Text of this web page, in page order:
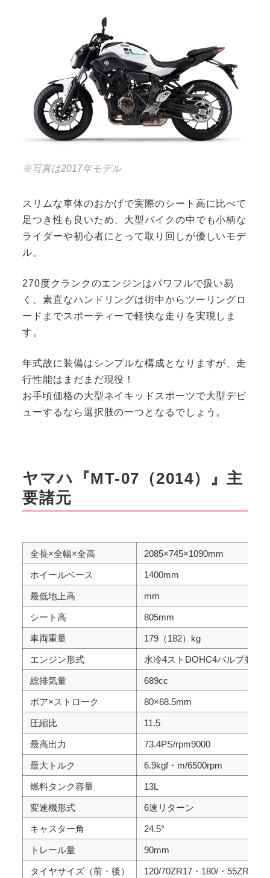
※写真は2017年モデル
スリムな車体のおかげで実際のシート高に比べて
足つき性も良いため、大型バイクの中でも小柄な
ライダーや初心者にとって取り回しが優しいモデ
ル。
270度クランクのエンジンはパワフルで扱い易
く、素直なハンドリングは街中からツーリングロ
ードまでスポーティーで軽快な走りを実現しま
す。
年式故に装備はシンプルな構成となりますが、走
行性能はまだまだ現役！
お手頃価格の大型ネイキッドスポーツで大型デビ
ューするなら選択肢の一つとなるでしょう。
ヤマハ『MT-07（2014）』主
要諸元
全長×全幅×全高 2085×745×1090mm
ホイールベース 1400mm
最低地上高 mm
シート高 805mm
車両重量 179（182）kg
エンジン形式 水冷4ストDOHC4バルブ並列2
総排気量 689cc
ボア×ストローク 80×68.5mm
圧縮比 11.5
最高出力 73.4PS/rpm9000
最大トルク 6.9kgf・m/6500rpm
燃料タンク容量 13L
変速機形式 6速リターン
キャスター角 24.5°
トレール量 90mm
タイヤサイズ（前・後） 120/70ZR17・180/・55ZR17